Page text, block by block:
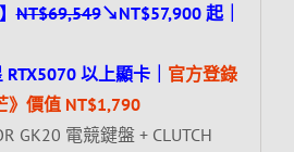
NT$69,549↘NT$57,900 起｜
以上顯卡｜ 官方登錄
》價值 NT$1,790
GK20 電競鍵盤 + CLUTCH